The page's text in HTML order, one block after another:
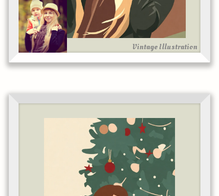
Vintage Illustration